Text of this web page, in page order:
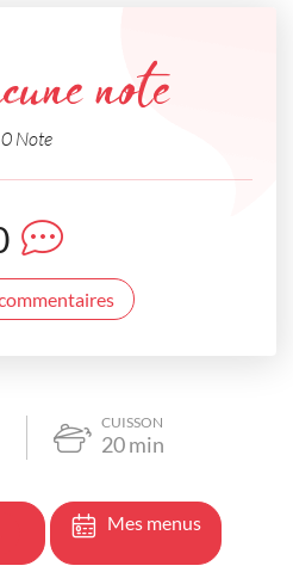
note
0 Note
CUISSON
20min
Mes menus